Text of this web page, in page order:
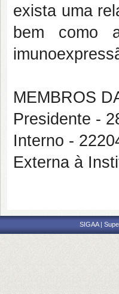
exista uma
bem como
MEMBROS
Presidente -
Interno -
Externa à
SIGAA |